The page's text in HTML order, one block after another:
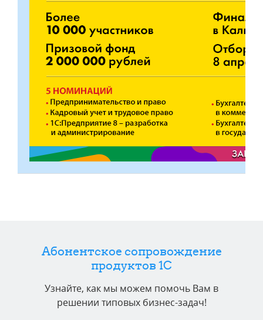
Абонентское сопровождение
продуктов 1C
Узнайте, как мы можем помочь Вам в
решении типовых бизнес-задач!